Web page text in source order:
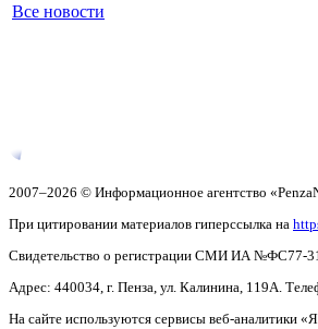
Все новости
2007–2026 © Информационное агентство
При цитировании материалов гиперссылка на
Свидетельство о регистрации СМИ ИА №ФС77-
Адрес: 440034, г. Пенза, ул. Калинина, 119А.
На сайте используются сервисы веб-аналитики